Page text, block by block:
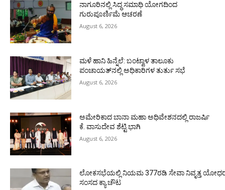
ನಾಗೂರಿನಲ್ಲಿ ಸಿದ್ಧ ಸಮಾಧಿ ಯೋಗದಿಂದ
ಗುರುಪೂರ್ಣಿಮೆ ಆಚರಣೆ
August 6, 2026
ಮಳೆ ಹಾನಿ ಹಿನ್ನೆಲೆ: ಬಂಟ್ವಾಳ ತಾಲೂಕು
ಪಂಚಾಯತ್‌ನಲ್ಲಿ ಅಧಿಕಾರಿಗಳ ತುರ್ತು ಸಭೆ
August 6, 2026
ಅಮೇರಿಕಾದ ಬಾನಾ ಮಹಾ ಅಧಿವೇಶನದಲ್ಲಿ ರಾಜರ್ಷಿ
ಕೆ. ವಾಸುದೇವ ಶೆಟ್ಟಿ ಭಾಗಿ
August 6, 2026
ಲೋಕಸಭೆಯಲ್ಲಿ ನಿಯಮ 377ರಡಿ ಸೇವಾ ನಿವೃತ್ತ
ಸಂಸದ ಕ್ಯಾ.ಚೌಟ